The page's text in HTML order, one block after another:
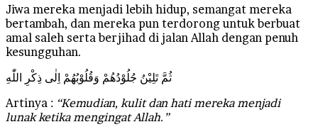
Jiwa mereka menjadi lebih hidup, semangat mereka
bertambah, dan mereka pun terdorong untuk berbuat
amal saleh serta berjihad di jalan Allah dengan penuh
kesungguhan.
ثُمَّ تَلِيْنُ جُلُوْدُهُمْ وَقُلُوْبُهُمْ اِلٰى ذِكْرِ اللّٰهِ
Artinya : “Kemudian, kulit dan hati mereka menjadi
lunak ketika mengingat Allah.”